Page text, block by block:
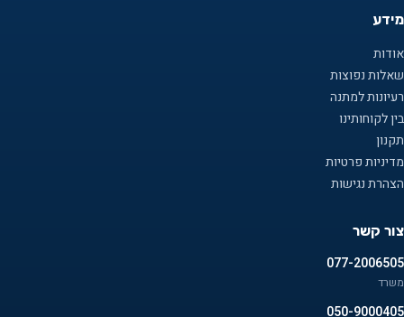
מידע
אודות
שאלות נפוצות
רעיונות למתנה
בין לקוחותינו
תקנון
מדיניות פרטיות
הצהרת נגישות
צור קשר
077-2006505
משרד
050-9000405